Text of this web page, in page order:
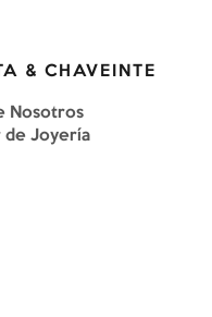
& CHAVEINTE
Nosotros
de Joyería